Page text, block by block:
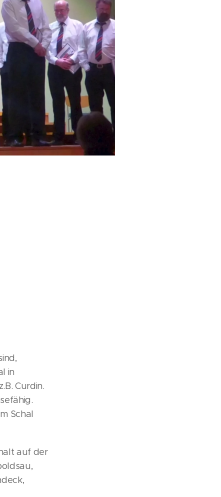
in
Curdin.
Schal
auf der